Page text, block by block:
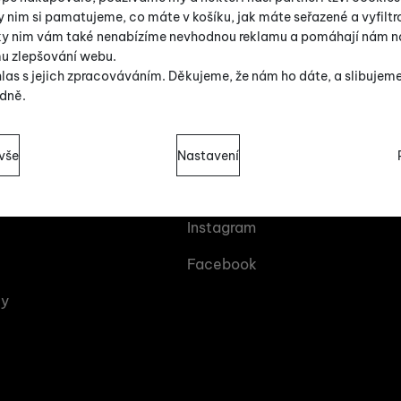
nim si pamatujeme, co máte v košíku, jak máte seřazené a
nim vám také nenabízíme nevhodnou reklamu a pomáhají nám
zlepšování webu.
s jejich zpracováváním. Děkujeme, že nám ho dáte, a
s kategoriemi cookies
náš web nebude fungovat.
váš průchod nákupním košíkem, porovnávání produktů a další
funkce
s naším webem dokážeme ještě zpříjemnit. Dokážeme si
s vyplňováním formulářů, umožní nám zobrazit služby jako
Nastavení
V sekci není žádný
Sledujte nás
Instagram
Facebook